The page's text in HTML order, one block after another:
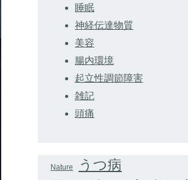
睡眠
神経伝達物質
美容
腸内環境
起立性調節障害
雑記
頭痛
Nature うつ病